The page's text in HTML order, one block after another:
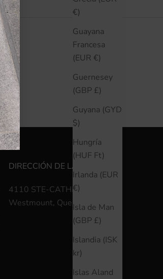
€)
Guayana
Francesa
(EUR €)
Guernesey
(GBP £)
Guyana (GYD
$)
Hungría
(HUF Ft)
Irlanda (EUR
€)
Isla de Man
(GBP £)
Islandia (ISK
kr)
Islas Aland
DIRECCIÓN DE LA TIENDA
4110 STE-CATHERINE O
Westmount, Quebec H3Z 1P2